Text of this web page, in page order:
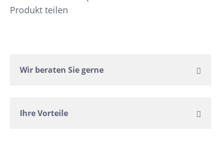
Produkt teilen
Wir beraten Sie gerne
Ihre Vorteile